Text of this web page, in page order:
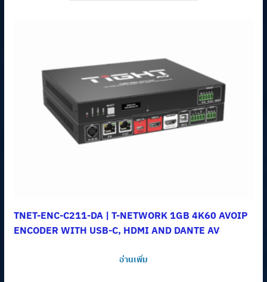
TNET-ENC-C211-DA | T-NETWORK 1GB 4K60 AVOIP
ENCODER WITH USB-C, HDMI AND DANTE AV
อ่านเพิ่ม